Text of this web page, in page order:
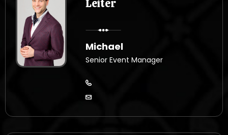
Leiter
Michael
Senior Event Manager